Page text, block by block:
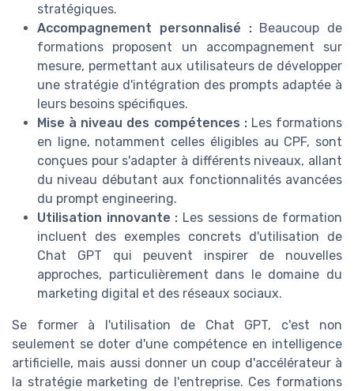
stratégiques.
Accompagnement personnalisé :Beaucoup de
formations proposent un accompagnement sur
mesure, permettant aux utilisateurs de développer
une stratégie d'intégration des prompts adaptée à
leurs besoins spécifiques.
Mise à niveau des compétences :Les formations
en ligne, notamment celles éligibles au CPF, sont
conçues pour s'adapter à différents niveaux, allant
du niveau débutant aux fonctionnalités avancées
du prompt engineering.
Utilisation innovante : Les sessions de formation
incluent des exemples concrets d'utilisation de
Chat GPT qui peuvent inspirer de nouvelles
approches, particulièrement dans le domaine du
marketing digital et des réseaux sociaux.
Se former à l'utilisation de Chat GPT, c'est non
seulement se doter d'une compétence en intelligence
artificielle, mais aussi donner un coup d'accélérateur à
la stratégie marketing de l'entreprise. Ces formations